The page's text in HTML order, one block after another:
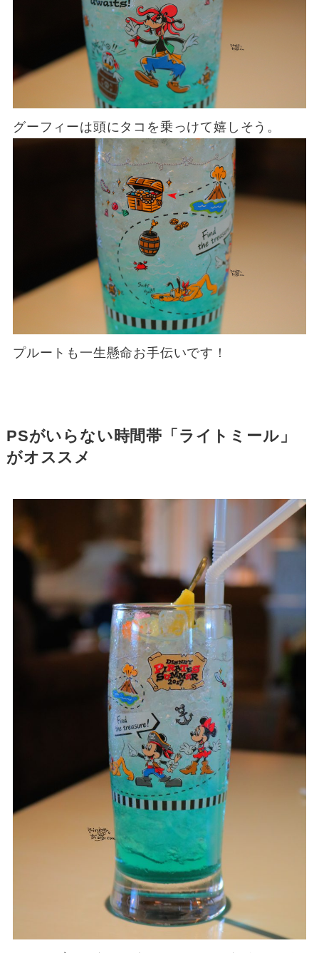
グーフィーは頭にタコを乗っけて嬉しそう。
プルートも一生懸命お手伝いです！
PSがいらない時間帯「ライトミール」
がオススメ